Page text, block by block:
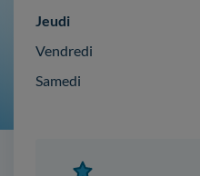
Jeudi
Vendredi
Samedi